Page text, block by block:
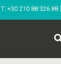
Τ: +30 210 88 326 88